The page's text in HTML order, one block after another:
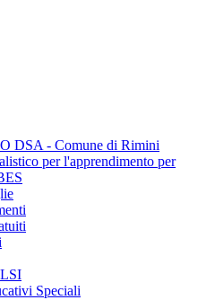
DSA - Comune di Rimini
per l'apprendimento per
Speciali